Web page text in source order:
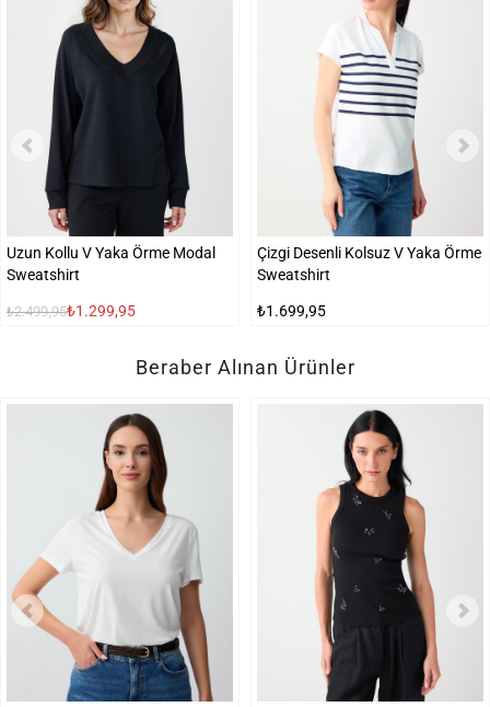
Uzun Kollu V Yaka Örme Modal
Sweatshirt
₺2.499,95₺1.299,95
Çizgi Desenli Kolsuz V Yaka Örme
Sweatshirt
₺1.699,95
Beraber Alınan Ürünler